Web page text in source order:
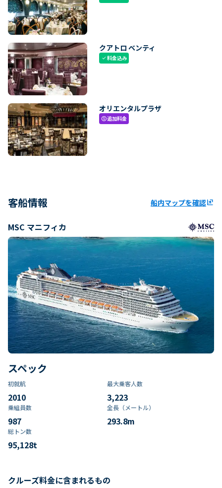
クアトロ ベンティ
check料金込み
オリエンタルプラザ
paid追加料金
客船情報 船内マップを確認ungroup
MSC マニフィカ
スペック
初就航
2010
最大乗客人数
3,223
乗組員数​
987
全長（メートル）
293.8m
総トン数​
95,128t
クルーズ料金に含まれるもの